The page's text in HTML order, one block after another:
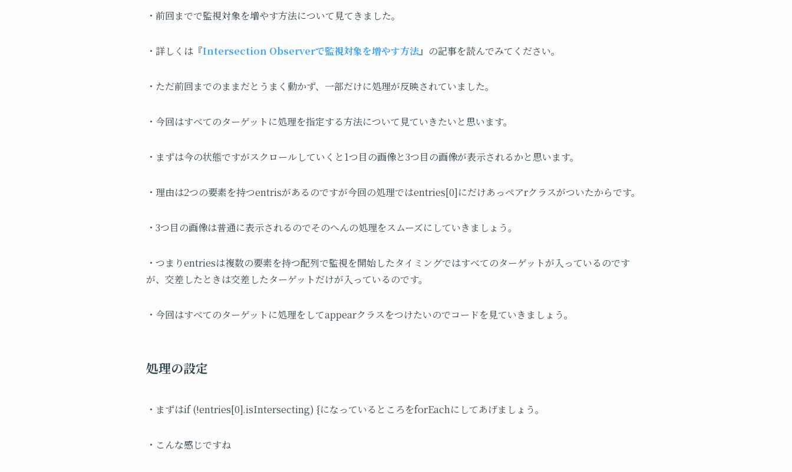
・前回までで監視対象を増やす方法について見てきました。
・詳しくは『Intersection Observerで監視対象を増やす方法』の記事を読んでみてください。
・ただ前回までのままだとうまく動かず、一部だけに処理が反映されていました。
・今回はすべてのターゲットに処理を指定する方法について見ていきたいと思います。
・まずは今の状態ですがスクロールしていくと1つ目の画像と3つ目の画像が表示されるかと思います。
・理由は2つの要素を持つentrisがあるのですが今回の処理ではentries[0]にだけあっペアrクラスがついたからです。
・3つ目の画像は普通に表示されるのでそのへんの処理をスムーズにしていきましょう。
・つまりentriesは複数の要素を持つ配列で監視を開始したタイミングではすべてのターゲットが入っているのです
が、交差したときは交差したターゲットだけが入っているのです。
・今回はすべてのターゲットに処理をしてappearクラスをつけたいのでコードを見ていきましょう。
処理の設定
・まずはif (!entries[0].isIntersecting) {になっているところをforEachにしてあげましょう。
・こんな感じですね